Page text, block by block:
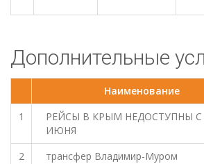
Дополнительные
Наименование
1
РЕЙСЫ В КРЫМ НЕДОСТУПНЫ С
ИЮНЯ
2 трансфер Владимир-Муром